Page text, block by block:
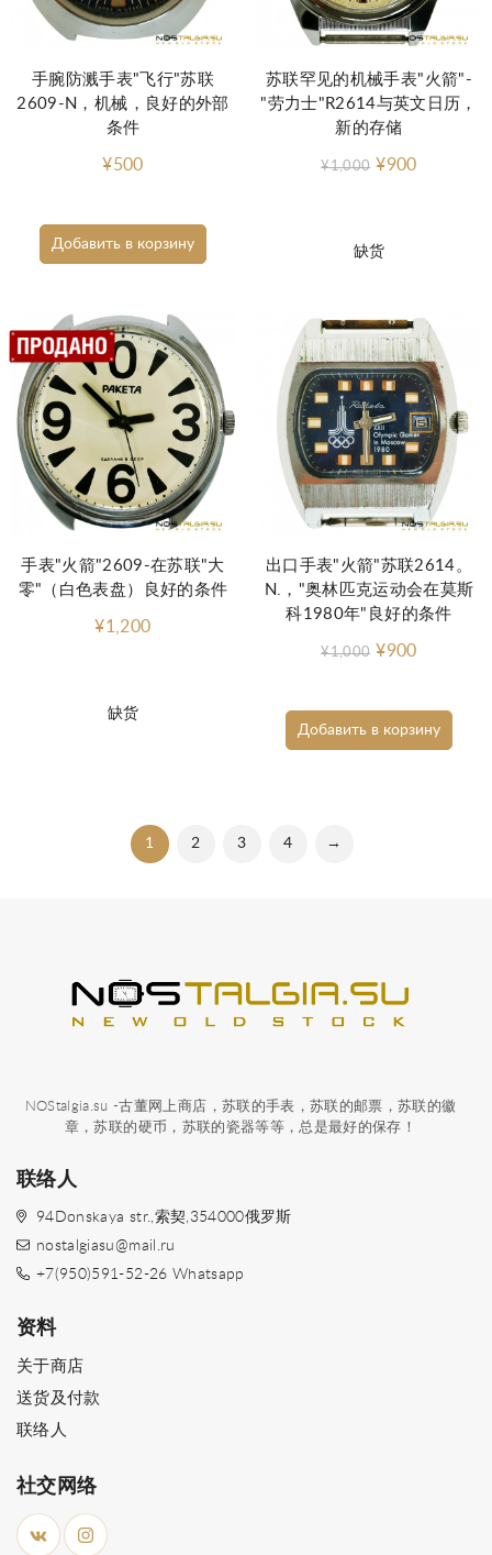
Добавить в корзину
手腕防溅手表"飞行"苏联
2609-N，机械，良好的外部
条件
¥500
缺货
苏联罕见的机械手表"火箭"-
"劳力士"R2614与英文日历，
新的存储
¥1,000 ¥900
缺货
手表"火箭"2609-在苏联"大
零"（白色表盘）良好的条件
¥1,200
Добавить в корзину
出口手表"火箭"苏联2614。
N.，"奥林匹克运动会在莫斯
科1980年"良好的条件
¥1,000 ¥900
1 2 3 4 →
NOStalgia.su -古董网上商店，苏联的手表，苏联的邮票，苏联的徽
章，苏联的硬币，苏联的瓷器等等，总是最好的保存！
联络人
94Donskaya str.,索契,354000俄罗斯
nostalgiasu@mail.ru
+7(950)591-52-26 Whatsapp
资料
关于商店
送货及付款
联络人
社交网络